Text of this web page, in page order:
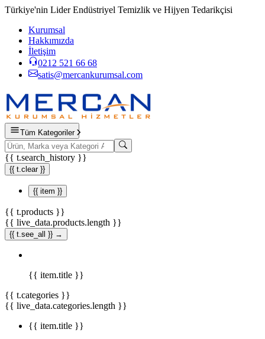
Türkiye'nin Lider Endüstriyel Temizlik ve Hijyen Tedarikçisi
Kurumsal
Hakkımızda
İletişim
0212 521 66 68
satis@mercankurumsal.com
Tüm Kategoriler
{{ t.search_history }}
{{ t.clear }}
{{ item }}
{{ t.products }}
{{ live_data.products.length }}
{{ t.see_all }} →
{{ item.title }}
{{ t.categories }}
{{ live_data.categories.length }}
{{ item.title }}